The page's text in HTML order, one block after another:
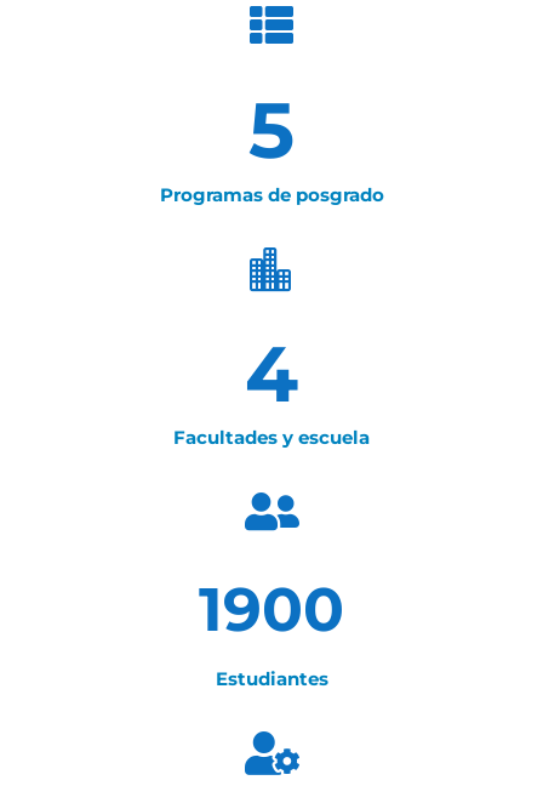

5
Programas de posgrado

4
Facultades y escuela

1900
Estudiantes
